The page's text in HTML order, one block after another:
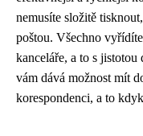
nemusíte složitě
poštou. Všechno vyřídíte
kanceláře, a to s
vám dává možnost mít
korespondenci, a to